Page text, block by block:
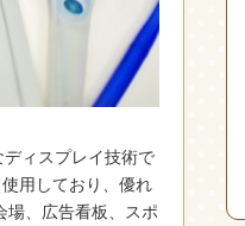
ィスプレイ技術で
用しており、優れ
場、広告看板、スポ